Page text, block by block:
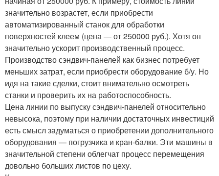
значительно возрастет, если приобрести
автоматизированный станок для обработки
поверхностей клеем (цена — от 250000 руб.). Хотя он
значительно ускорит производственный процесс.
Производство сэндвич-панелей как бизнес потребует
меньших затрат, если приобрести оборудование б/у. Но
идя на такие сделки, стоит внимательно осмотреть
станки и проверить их на работоспособность.
Цена линии по выпуску сэндвич-панелей относительно
невысока, поэтому при наличии достаточных инвестиций
есть смысл задуматься о приобретении дополнительного
оборудования — погрузчика и кран-балки. Эти машины в
значительной степени облегчат процесс перемещения
довольно больших листов по цеху.